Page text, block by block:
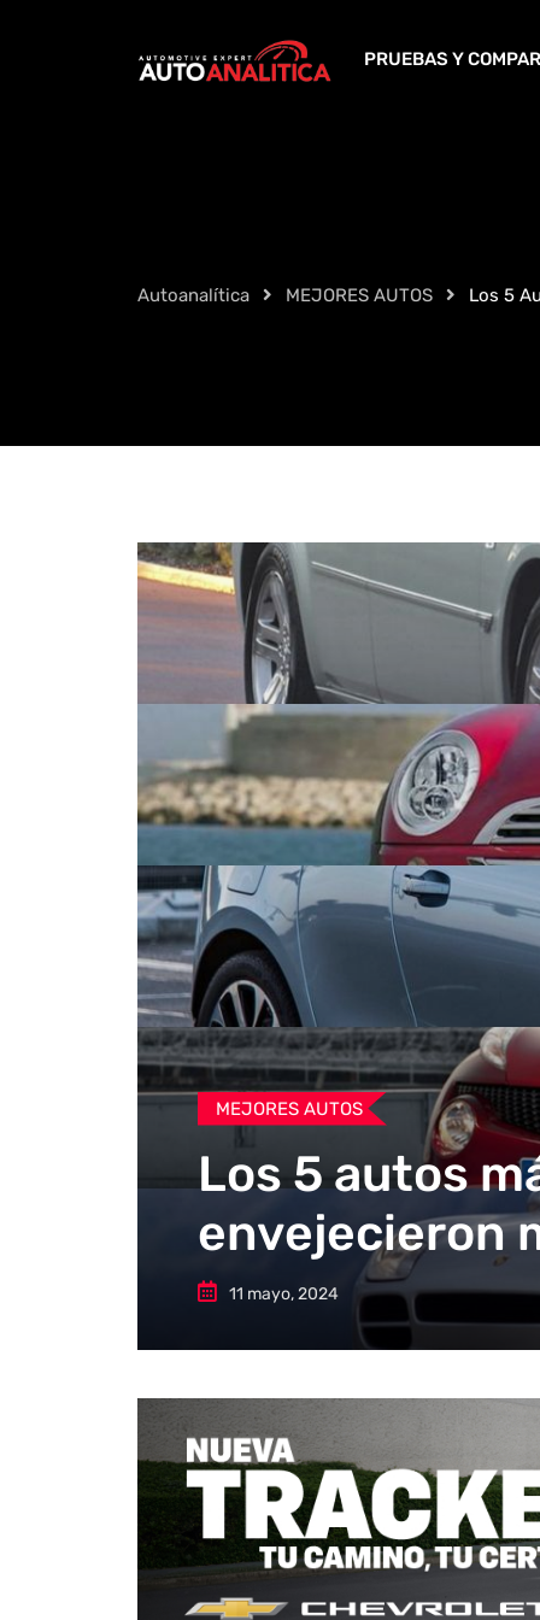
PRUEBAS Y
Autoanalítica MEJORES AUTOS Los 5
MEJORES AUTOS
Los 5 autos
envejecieron
11 mayo, 2024